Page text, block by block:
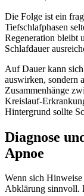
Die Folge ist ein
Tiefschlafphasen
Regeneration bleibt
Schlafdauer
Auf Dauer kann
auswirken, sondern
Zusammenhänge
Kreislauf-
Hintergrund sollte
Diagnose
Apnoe
Wenn sich
Abklärung sinnvoll.